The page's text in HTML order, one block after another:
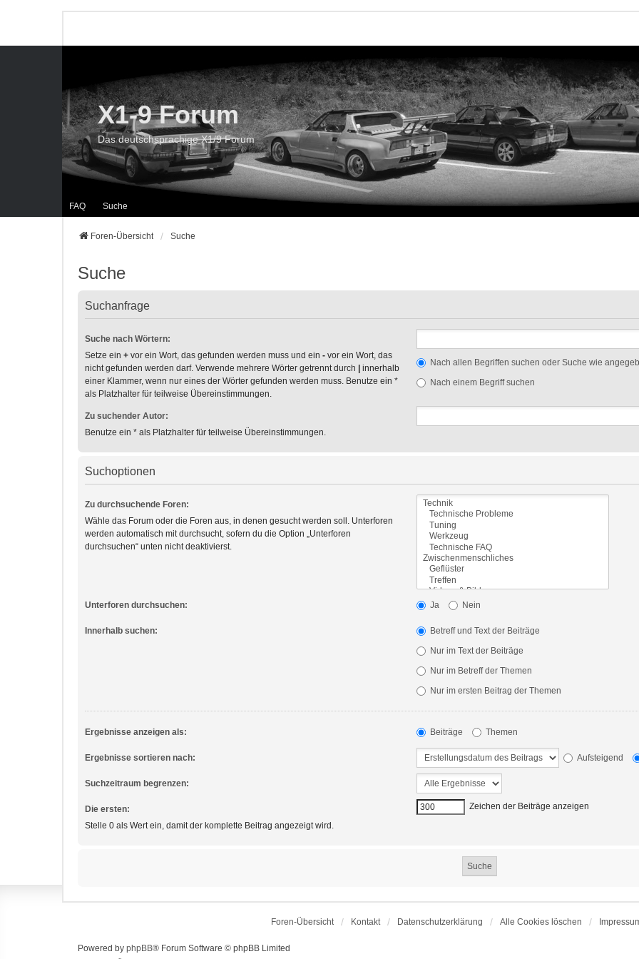
FAQ Suche
X1-9 Forum
Das deutschsprachige X1/9 Forum
Foren-Übersicht Suche
Suche
Suchanfrage
Suche nach Wörtern:
Setze ein + vor ein Wort, das gefunden werden muss und ein - vor ein Wort, das
nicht gefunden werden darf. Verwende mehrere Wörter getrennt durch
innerhalb
einer Klammer, wenn nur eines der Wörter gefunden werden muss. Benutze ein *
als Platzhalter für teilweise Übereinstimmungen.
Nach allen Begriffen suchen oder Suche wie
Nach einem Begriff suchen
Zu suchender Autor:
Benutze ein * als Platzhalter für teilweise Übereinstimmungen.
Suchoptionen
Zu durchsuchende Foren:
Wähle das Forum oder die Foren aus, in denen gesucht werden soll. Unterforen
werden automatisch mit durchsucht, sofern du die Option „Unterforen
durchsuchen“ unten nicht deaktivierst.
Unterforen durchsuchen: Ja Nein
Innerhalb suchen:
Betreff und Text der Beiträge
Nur im Text der Beiträge
Nur im Betreff der Themen
Nur im ersten Beitrag der Themen
Ergebnisse anzeigen als: Beiträge Themen
Ergebnisse sortieren nach: Aufsteigend
Suchzeitraum begrenzen:
Die ersten:
Stelle 0 als Wert ein, damit der komplette Beitrag angezeigt wird.
Zeichen der Beiträge anzeigen
Foren-Übersicht Kontakt Datenschutzerklärung Alle Cookies löschen
Powered by phpBB® Forum Software © phpBB Limited